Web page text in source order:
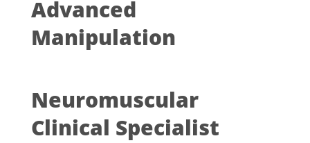
Advanced
Manipulation
Neuromuscular
Clinical Specialist